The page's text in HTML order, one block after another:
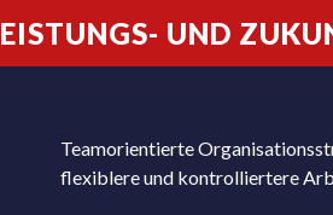
UND
Teamorientierte
flexiblere und kontrolliertere